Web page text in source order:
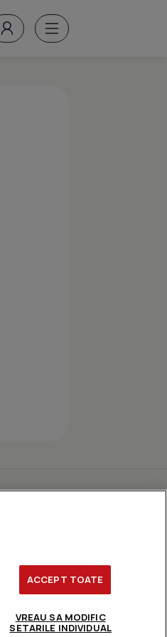
ACCEPT TOATE
VREAU SA MODIFIC
SETARILE INDIVIDUAL